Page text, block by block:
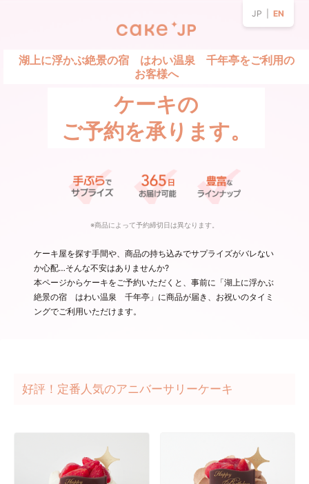
JP |EN
湖上に浮かぶ絶景の宿 はわい温泉 千年亭をご利用の
お客様へ
ケーキの
ご予約を承ります。
※商品によって予約締切日は異なります。
ケーキ屋を探す手間や、商品の持ち込みでサプライズがバレない
か心配…そんな不安はありませんか?
本ページからケーキをご予約いただくと、事前に「湖上に浮かぶ
絶景の宿 はわい温泉 千年亭」に商品が届き、お祝いのタイミ
ングでご利用いただけます。
好評！定番人気のアニバーサリーケーキ